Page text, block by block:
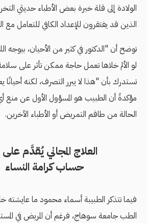
الولادة إلى قلة خبرة بعض الأطباء حديثي
الذين قد يفتقرون للإعداد الكافي للتعامل مع
توضح أن "الدكتور في كثير من الأحيان، بيوجه
لو الألم خلاها تعمل حاجة ممكن تأثر على
تستدرك بأن "هذا لا يبرر التصرف، لكنه
مؤكدةً أن الطبيب هو المسؤول الأول عن منع
الحالة من طاقم التمريض أو الأطباء الآخرين.
العلاج المجاني يُقدَّم على
حساب كرامة النساء
فيما تتذكر الطبيبة أسماء محمود ما عايشته
الطب جامعة سوهاج، فرغم أن المريض في